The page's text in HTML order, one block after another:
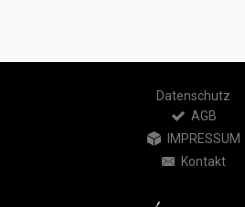
Datenschutz
AGB
IMPRESSUM
Kontakt